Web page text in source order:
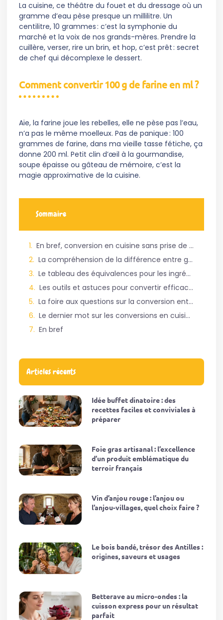
La cuisine, ce théâtre du fouet et du dressage où un
gramme d’eau pèse presque un millilitre. Un
centilitre, 10 grammes : c’est la symphonie du
marché et la voix de nos grands-mères. Prendre la
cuillère, verser, rire un brin, et hop, c’est prêt : secret
de chef qui décomplexe le dessert.
Comment convertir 100 g de farine en ml ?
Aïe, la farine joue les rebelles, elle ne pèse pas l’eau,
n’a pas le même moelleux. Pas de panique : 100
grammes de farine, dans ma vieille tasse fétiche, ça
donne 200 ml. Petit clin d’œil à la gourmandise,
soupe épaisse ou gâteau de mémoire, c’est la
magie approximative de la cuisine.
Sommaire
En bref, conversion en cuisine sans prise de tête
La compréhension de la différence entre grammes et millilitres
Le tableau des équivalences pour les ingrédients courants
Les outils et astuces pour convertir efficacement des g en ml
La foire aux questions sur la conversion entre grammes et millilitres
Le dernier mot sur les conversions en cuisine
En bref
Articles récents
Idée buffet dinatoire : des
recettes faciles et conviviales à
préparer
Foie gras artisanal : l’excellence
d’un produit emblématique du
terroir français
Vin d’anjou rouge : l’anjou ou
l’anjou-villages, quel choix faire ?
Le bois bandé, trésor des Antilles :
origines, saveurs et usages
Betterave au micro-ondes : la
cuisson express pour un résultat
parfait